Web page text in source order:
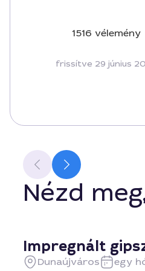
1516 vélemény
frissítve 29 június
Nézd
Impregnált
Dunaújváros
egy